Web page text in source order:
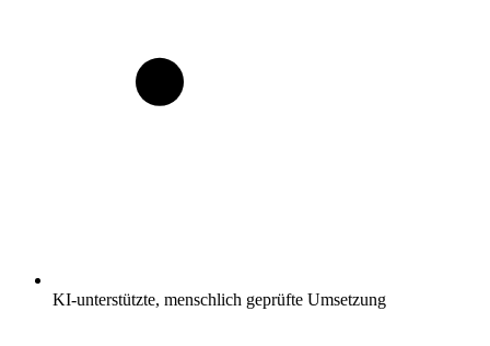
KI-unterstützte, menschlich geprüfte Umsetzung